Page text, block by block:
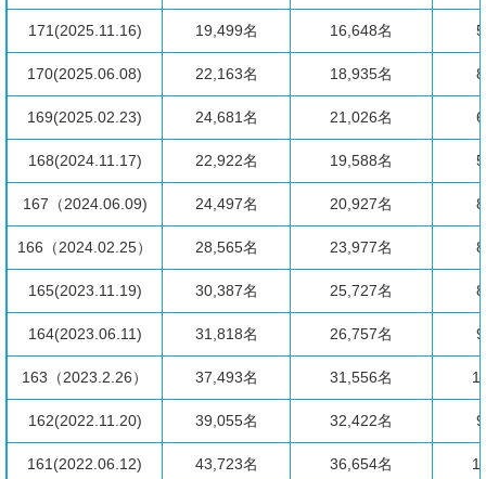
171(2025.11.16) 19,499名 16,648名
170(2025.06.08) 22,163名 18,935名
169(2025.02.23) 24,681名 21,026名
168(2024.11.17) 22,922名 19,588名
167（2024.06.09) 24,497名 20,927名
166（2024.02.25） 28,565名 23,977名
165(2023.11.19) 30,387名 25,727名
164(2023.06.11) 31,818名 26,757名
163（2023.2.26） 37,493名 31,556名
162(2022.11.20) 39,055名 32,422名
161(2022.06.12) 43,723名 36,654名